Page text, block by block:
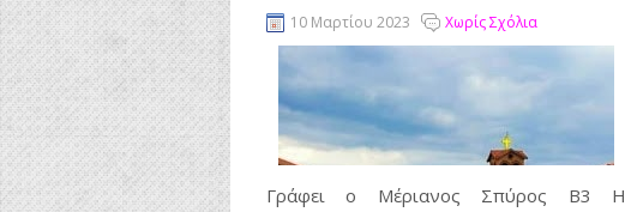
10 Μαρτίου 2023 Χωρίς Σχόλια
Γράφει ο Μέριανος Σπύρος Β3 Η